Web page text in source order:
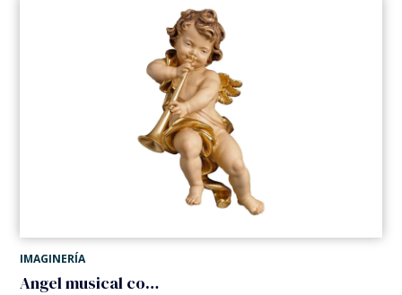
IMAGINERÍA
Angel musical con trompeta